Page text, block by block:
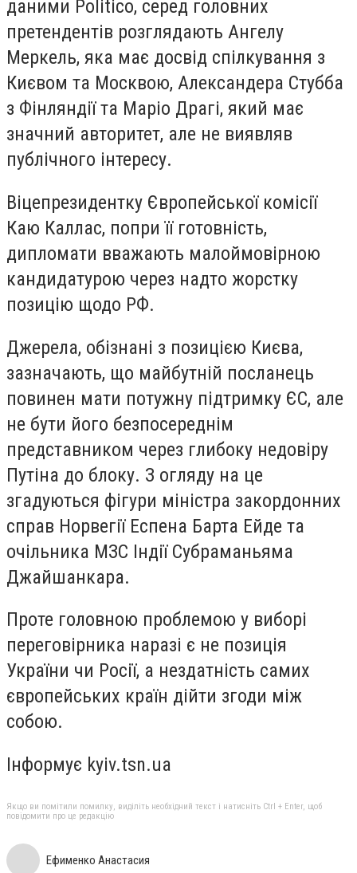
даними Politico, серед головних
претендентів розглядають Ангелу
Меркель, яка має досвід спілкування з
Києвом та Москвою, Александера Стубба
з Фінляндії та Маріо Драгі, який має
значний авторитет, але не виявляв
публічного інтересу.
Віцепрезидентку Європейської комісії
Каю Каллас, попри її готовність,
дипломати вважають малоймовірною
кандидатурою через надто жорстку
позицію щодо РФ.
Джерела, обізнані з позицією Києва,
зазначають, що майбутній посланець
повинен мати потужну підтримку ЄС, але
не бути його безпосереднім
представником через глибоку недовіру
Путіна до блоку. З огляду на це
згадуються фігури міністра закордонних
справ Норвегії Еспена Барта Ейде та
очільника МЗС Індії Субраманьяма
Джайшанкара.
Проте головною проблемою у виборі
переговірника наразі є не позиція
України чи Росії, а нездатність самих
європейських країн дійти згоди між
собою.
Інформує kyiv.tsn.ua
Якщо ви помітили помилку, виділіть необхідний текст і натисніть Ctrl + Enter, щоб
повідомити про це редакцію
Ефименко Анастасия